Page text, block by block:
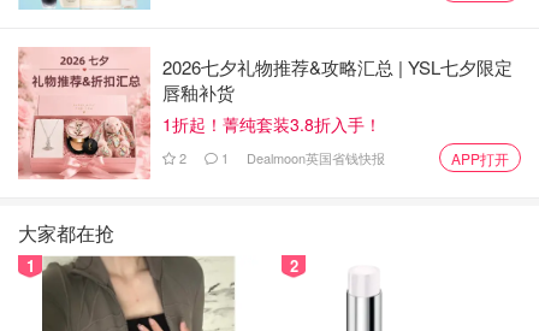
第一次参加Met Gala红毯，成为当天讨论度最高的明星，接
2026七夕礼物推荐&攻略汇总 | YSL七夕限定
唇釉补货
1折起！菁纯套装3.8折入手！
2 1 Dealmoon英国省钱快报 APP打开
大家都在抢
1 2